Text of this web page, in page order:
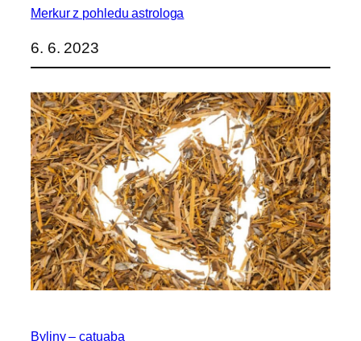
Merkur z pohledu astrologa
6. 6. 2023
Byliny – catuaba